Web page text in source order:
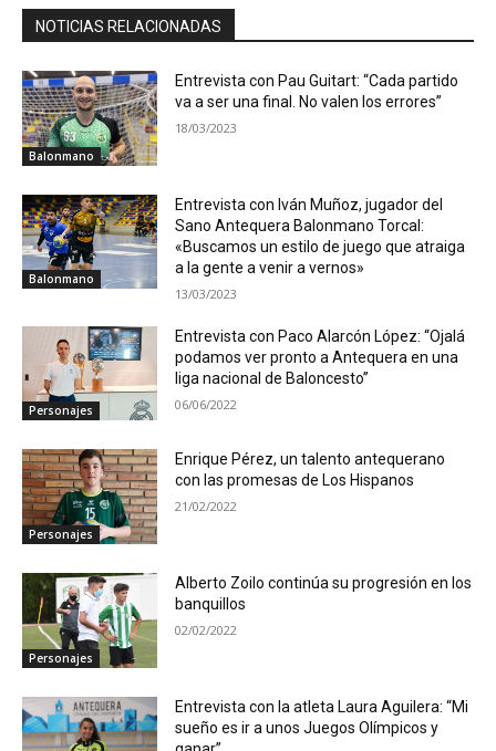
NOTICIAS RELACIONADAS
Balonmano
Entrevista con Pau Guitart: “Cada partido
va a ser una final. No valen los errores”
18/03/2023
Balonmano
Entrevista con Iván Muñoz, jugador del
Sano Antequera Balonmano Torcal:
«Buscamos un estilo de juego que atraiga
a la gente a venir a vernos»
13/03/2023
Personajes
Entrevista con Paco Alarcón López: “Ojalá
podamos ver pronto a Antequera en una
liga nacional de Baloncesto”
06/06/2022
Personajes
Enrique Pérez, un talento antequerano
con las promesas de Los Hispanos
21/02/2022
Personajes
Alberto Zoilo continúa su progresión en los
banquillos
02/02/2022
Entrevista con la atleta Laura Aguilera: “Mi
sueño es ir a unos Juegos Olímpicos y